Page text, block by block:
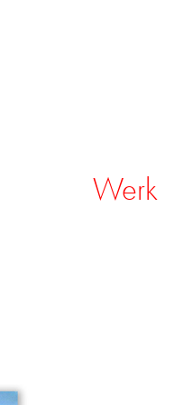
Werk